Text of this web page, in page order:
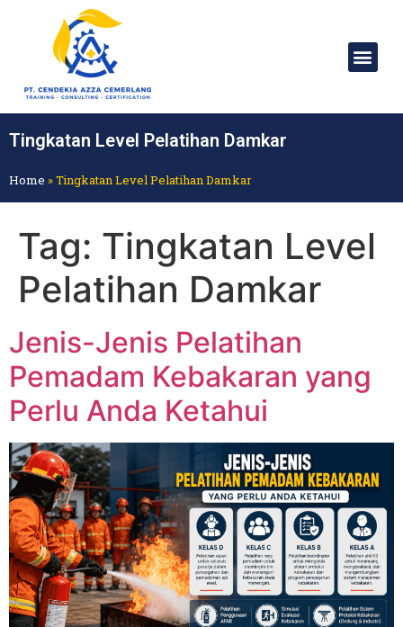
Tingkatan Level Pelatihan Damkar
Home »Tingkatan Level Pelatihan Damkar
Tag: Tingkatan Level
Pelatihan Damkar
Jenis-Jenis Pelatihan
Pemadam Kebakaran yang
Perlu Anda Ketahui